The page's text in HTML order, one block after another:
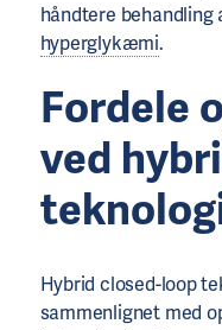
håndtere behandling
hyperglykæmi.
Fordele
ved
Hybrid closed-loop
sammenlignet med